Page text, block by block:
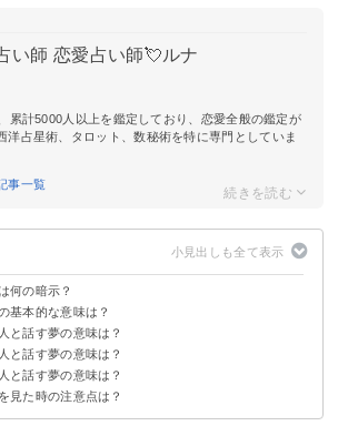
い師 恋愛占い師💘ルナ
累計5000人以上を鑑定しており、恋愛全般の鑑定が
洋占星術、タロット、数秘術を特に専門としていま
事一覧
何の暗示？
基本的な意味は？
示
が決まる
と話す夢の意味は？
話す夢【吉夢】
話す夢【警告夢】
ど冷たい夢【凶夢】
イチャイチャする夢【吉夢】
と話す夢の意味は？
話す夢【吉夢】
と話す夢【吉夢】
話す夢【警告夢】
と話す夢の意味は？
と話す夢【吉夢】
す夢【吉夢】
す夢【吉夢】
見た時の注意点は？
る
ない